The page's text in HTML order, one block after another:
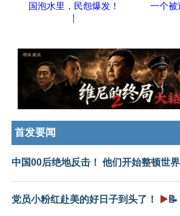
国泡水里，民怨爆发！
｜
一个被
首发要闻
中国00后绝地反击！ 他们开始整顿世界
党员小粉红赴美的好日子到头了！ ▶️📝